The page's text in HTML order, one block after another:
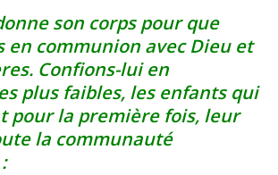
son corps pour que
en communion avec Dieu et
Confions-lui en
plus faibles, les enfants qui
pour la première fois, leur
la communauté